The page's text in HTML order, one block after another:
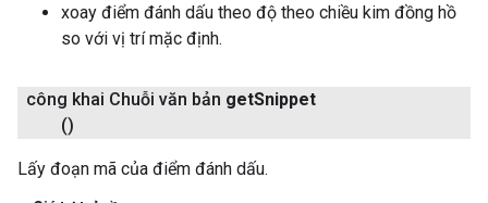
xoay điểm đánh dấu theo độ theo chiều kim đồng hồ
so với vị trí mặc định.
công khai Chuỗi văn bản getSnippet
()
Lấy đoạn mã của điểm đánh dấu.